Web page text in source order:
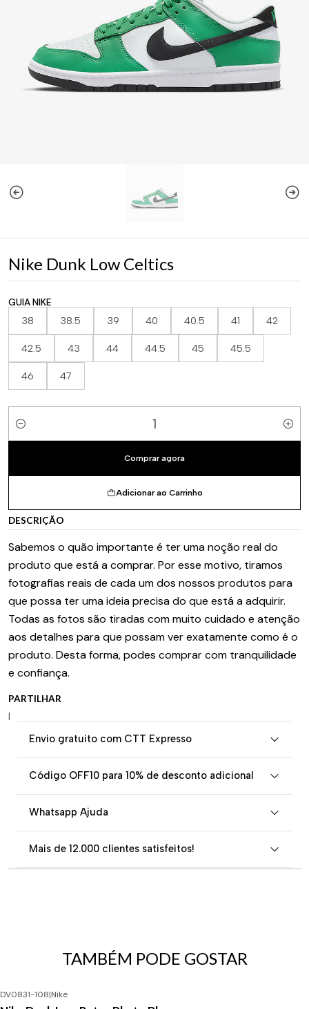
Nike Dunk Low Celtics
GUIA NIKE
38 38.5 39 40 40.5 41 42
42.5 43 44 44.5 45 45.5
46 47
Quantidade
Adicionar ao Carrinho
Comprar agora
DESCRIÇÃO
Sabemos o quão importante é ter uma noção real do
produto que está a comprar. Por esse motivo, tiramos
fotografias reais de cada um dos nossos produtos para
que possa ter uma ideia precisa do que está a adquirir.
Todas as fotos são tiradas com muito cuidado e atenção
aos detalhes para que possam ver exatamente como é o
produto. Desta forma, podes comprar com tranquilidade
e confiança.
PARTILHAR
|
Envio gratuito com CTT Expresso
Código OFF10 para 10% de desconto adicional
Whatsapp Ajuda
Mais de 12.000 clientes satisfeitos!
TAMBÉM PODE GOSTAR
DV0831-108|Nike